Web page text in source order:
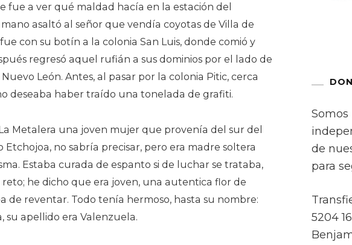
fue a ver qué maldad hacía en la estación del
asaltó al señor que vendía coyotas de Villa de
con su botín a la colonia San Luis, donde comió y
regresó aquel rufián a sus dominios por el lado de
León. Antes, al pasar por la colonia Pitic, cerca
deseaba haber traído una tonelada de grafiti.
Metalera una joven mujer que provenía del sur del
Etchojoa, no sabría precisar, pero era madre soltera
Estaba curada de espanto si de luchar se trataba,
he dicho que era joven, una autentica flor de
de reventar. Todo tenía hermoso, hasta su nombre:
su apellido era Valenzuela.
de
para
5204